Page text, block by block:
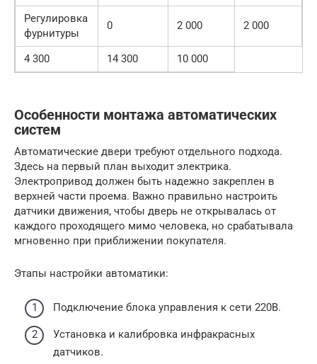
Регулировка
фурнитуры
0 2 000 2 000
4 300 14 300 10 000
Особенности монтажа автоматических
систем
Автоматические двери требуют отдельного подхода.
Здесь на первый план выходит электрика.
Электропривод должен быть надежно закреплен в
верхней части проема. Важно правильно настроить
датчики движения, чтобы дверь не открывалась от
каждого проходящего мимо человека, но срабатывала
мгновенно при приближении покупателя.
Этапы настройки автоматики:
Подключение блока управления к сети 220В.
Установка и калибровка инфракрасных
датчиков.